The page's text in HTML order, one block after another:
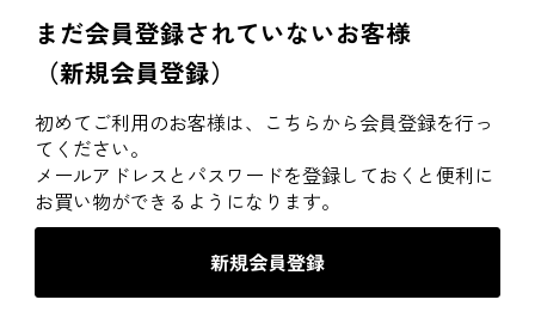
まだ会員登録されていないお客様
（新規会員登録）
初めてご利用のお客様は、こちらから会員登録を行っ
てください。
メールアドレスとパスワードを登録しておくと便利に
お買い物ができるようになります。